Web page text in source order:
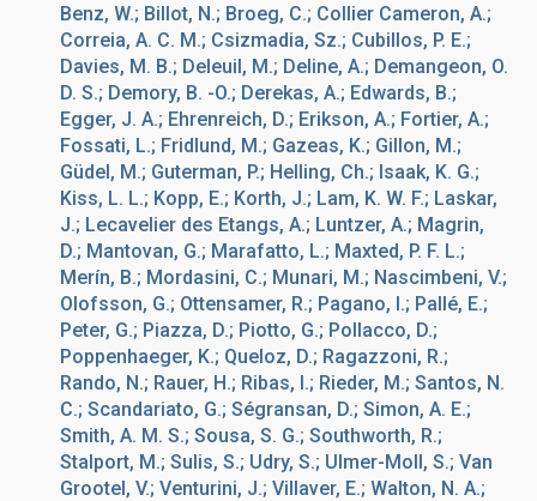
Benz, W.; Billot, N.; Broeg, C.; Collier Cameron, A.;
Correia, A. C. M.; Csizmadia, Sz.; Cubillos, P. E.;
Davies, M. B.; Deleuil, M.; Deline, A.; Demangeon, O.
D. S.; Demory, B. -O.; Derekas, A.; Edwards, B.;
Egger, J. A.; Ehrenreich, D.; Erikson, A.; Fortier, A.;
Fossati, L.; Fridlund, M.; Gazeas, K.; Gillon, M.;
Güdel, M.; Guterman, P.; Helling, Ch.; Isaak, K. G.;
Kiss, L. L.; Kopp, E.; Korth, J.; Lam, K. W. F.; Laskar,
J.; Lecavelier des Etangs, A.; Luntzer, A.; Magrin,
D.; Mantovan, G.; Marafatto, L.; Maxted, P. F. L.;
Merín, B.; Mordasini, C.; Munari, M.; Nascimbeni, V.;
Olofsson, G.; Ottensamer, R.; Pagano, I.; Pallé, E.;
Peter, G.; Piazza, D.; Piotto, G.; Pollacco, D.;
Poppenhaeger, K.; Queloz, D.; Ragazzoni, R.;
Rando, N.; Rauer, H.; Ribas, I.; Rieder, M.; Santos, N.
C.; Scandariato, G.; Ségransan, D.; Simon, A. E.;
Smith, A. M. S.; Sousa, S. G.; Southworth, R.;
Stalport, M.; Sulis, S.; Udry, S.; Ulmer-Moll, S.; Van
Grootel, V.; Venturini, J.; Villaver, E.; Walton, N. A.;